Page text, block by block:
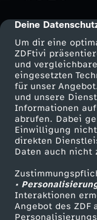
cmp-dialog-
Deine
Um dir eine
ZDFtivi
und
eingesetzten
für unser
und unsere
Informationen
abrufen. Dabei
Einwilligung
direkten
Daten auch nicht
•
Interaktionen
Angebot des ZDF
l
a
t
i
o
n
i
Mehr ZDF
ZDF-Apps
Smart TV
ZDFtext
Livestreams
Sendungen A-Z
TV-Programm